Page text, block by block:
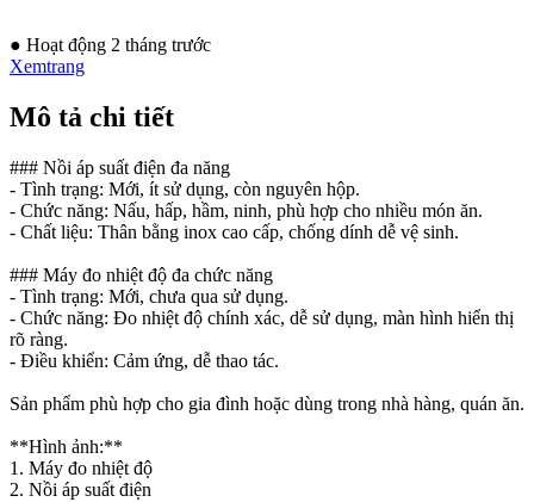
● Hoạt động 2 tháng trước
Xemtrang
Mô tả chi tiết
### Nồi áp suất điện đa năng
- Tình trạng: Mới, ít sử dụng, còn nguyên hộp.
- Chức năng: Nấu, hấp, hầm, ninh, phù hợp cho nhiều món ăn.
- Chất liệu: Thân bằng inox cao cấp, chống dính dễ vệ sinh.
### Máy đo nhiệt độ đa chức năng
- Tình trạng: Mới, chưa qua sử dụng.
- Chức năng: Đo nhiệt độ chính xác, dễ sử dụng, màn hình hiển thị
rõ ràng.
- Điều khiển: Cảm ứng, dễ thao tác.
Sản phẩm phù hợp cho gia đình hoặc dùng trong nhà hàng, quán ăn.
**Hình ảnh:**
1. Máy đo nhiệt độ
2. Nồi áp suất điện